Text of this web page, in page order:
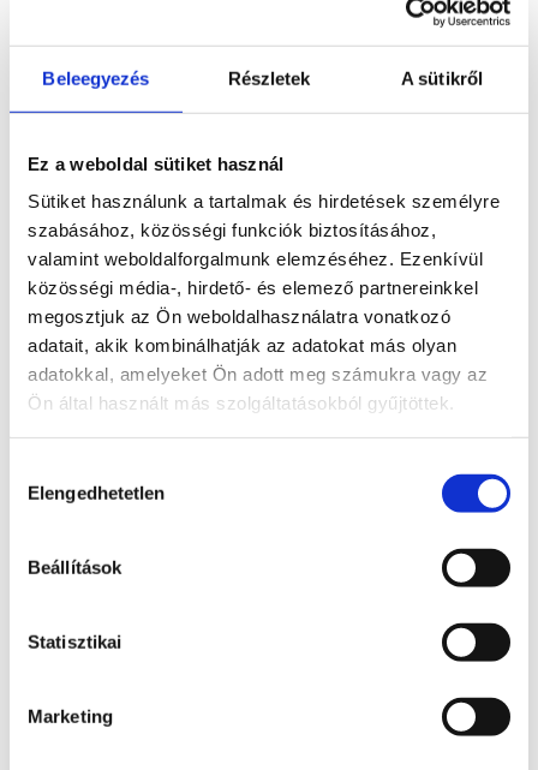
Beleegyezés Részletek A sütikről
Ez a weboldal sütiket használ
Sütiket használunk a tartalmak és hirdetések személyre
szabásához, közösségi funkciók biztosításához,
valamint weboldalforgalmunk elemzéséhez. Ezenkívül
közösségi média-, hirdető- és elemező partnereinkkel
megosztjuk az Ön weboldalhasználatra vonatkozó
adatait, akik kombinálhatják az adatokat más olyan
adatokkal, amelyeket Ön adott meg számukra vagy az
Ön által használt más szolgáltatásokból gyűjtöttek.
kiválasztása
Elengedhetetlen
Beállítások
Statisztikai
Marketing
Kosárba
teszem
Akció!
990FtCurrent price is: 1 990 Ft. Bővebb
információ
Kosárba teszem
Akció!
Obszidián korong
2 190Ft Original price was: 2 190 Ft. 1
790FtCurrent price is: 1 790 Ft. Bővebb
információ
Kosárba teszem
Obszidián angyal
teszem
Obszidián nyuszi